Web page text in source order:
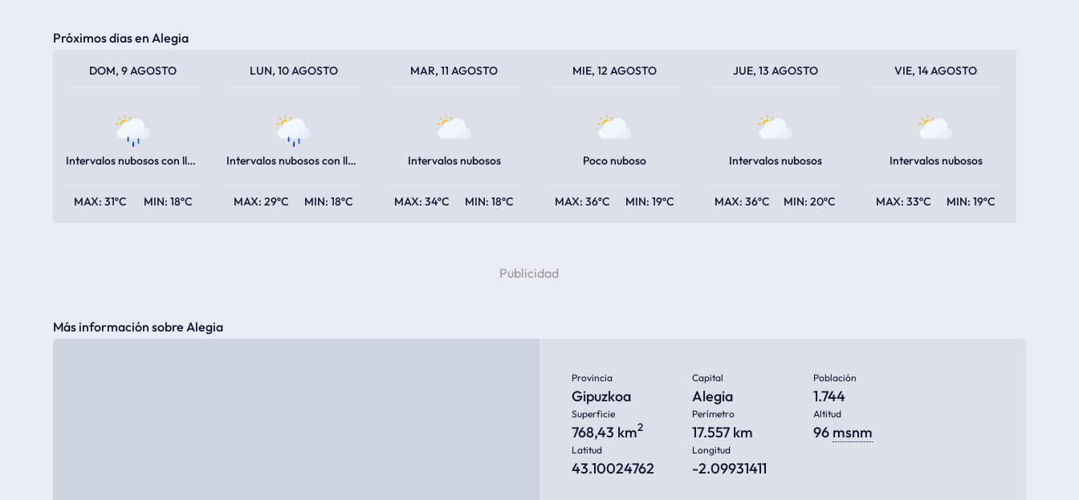
Próximos dias en Alegia
DOM, 9 AGOSTO
Intervalos nubosos con lluvia escasa
31ºC 18ºC
LUN, 10 AGOSTO
Intervalos nubosos con lluvia escasa
29ºC 18ºC
MAR, 11 AGOSTO
Intervalos nubosos
34ºC 18ºC
MIE, 12 AGOSTO
Poco nuboso
36ºC 19ºC
JUE, 13 AGOSTO
Intervalos nubosos
36ºC 20ºC
VIE, 14 AGOSTO
Intervalos nubosos
33ºC 19ºC
Más información sobre Alegia
Provincia
Gipuzkoa
Capital
Alegia
Población
1.744
Superficie
768,43 km2
Perímetro
17.557 km
Altitud
96 msnm
Latitud
43.10024762
Longitud
-2.09931411